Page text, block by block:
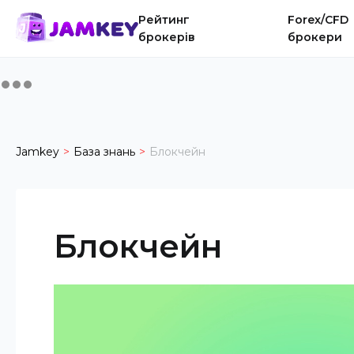
Рейтинг
брокерів
Forex/CFD
брокери
Jamkey База знань Блокчейн
Блокчейн